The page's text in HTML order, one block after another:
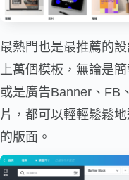
最熱門也是最推薦的
上萬個模板，無論是
或是廣告Banner、FB
片，都可以輕輕鬆鬆
的版面。